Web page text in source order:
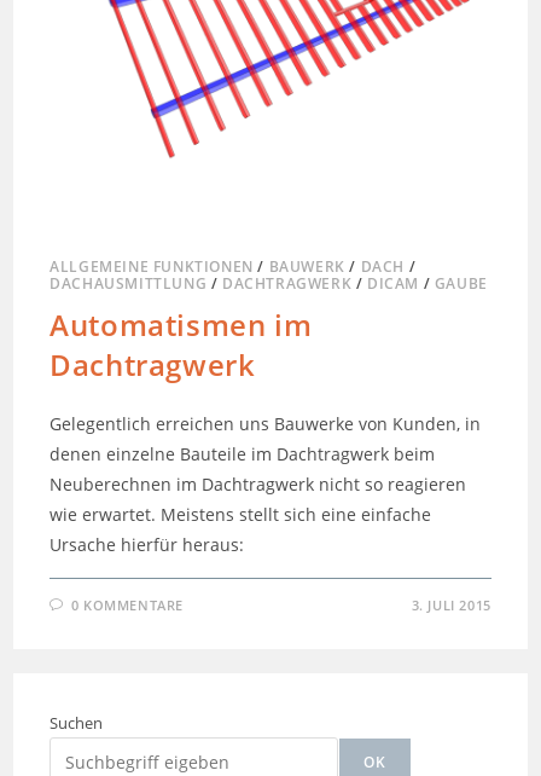
ALLGEMEINE FUNKTIONEN / BAUWERK / DACH /
DACHAUSMITTLUNG / DACHTRAGWERK / DICAM / GAUBE
Automatismen im
Dachtragwerk
Gelegentlich erreichen uns Bauwerke von Kunden, in
denen einzelne Bauteile im Dachtragwerk beim
Neuberechnen im Dachtragwerk nicht so reagieren
wie erwartet. Meistens stellt sich eine einfache
Ursache hierfür heraus:
0 KOMMENTARE 3. JULI 2015
Suchen
OK